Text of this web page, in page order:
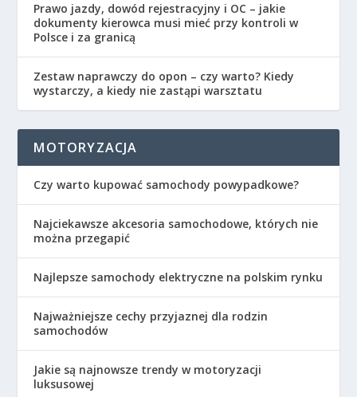
Prawo jazdy, dowód rejestracyjny i OC – jakie
dokumenty kierowca musi mieć przy kontroli w
Polsce i za granicą
Zestaw naprawczy do opon – czy warto? Kiedy
wystarczy, a kiedy nie zastąpi warsztatu
MOTORYZACJA
Czy warto kupować samochody powypadkowe?
Najciekawsze akcesoria samochodowe, których nie
można przegapić
Najlepsze samochody elektryczne na polskim rynku
Najważniejsze cechy przyjaznej dla rodzin
samochodów
Jakie są najnowsze trendy w motoryzacji
luksusowej